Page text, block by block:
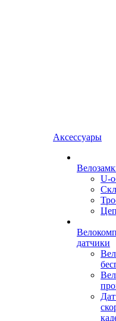
Аксессуары
U-
датчики